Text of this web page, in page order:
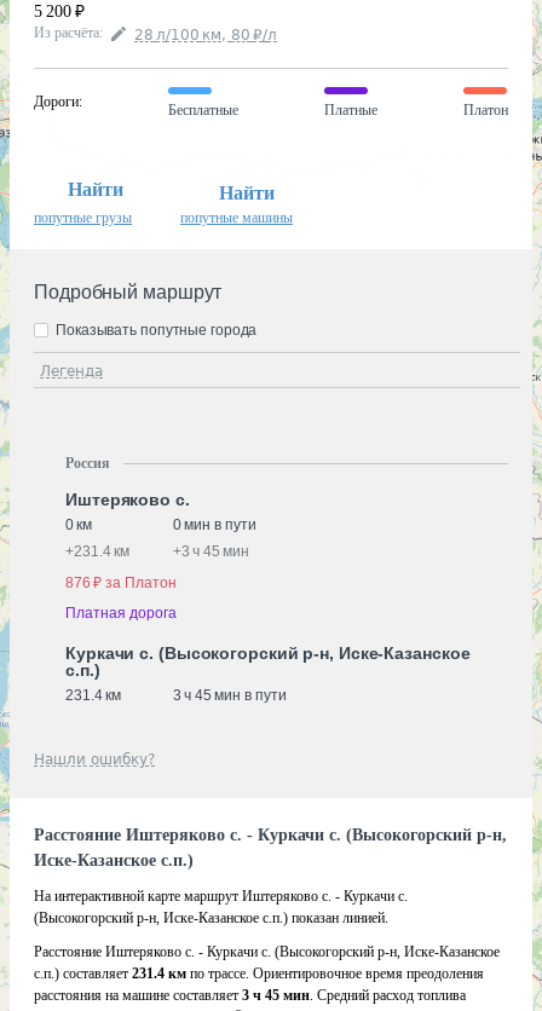
5 200 ₽
Из расчёта: 28 л/100 км, 80 ₽/л
Дороги:
Бесплатные Платные Платон
Найти
попутные грузы
Найти
попутные машины
Подробный маршрут
Легенда
Показывать попутные города
Россия
Иштеряково с.
0 км
0 мин в пути
+231.4 км +3 ч 45 мин
876 ₽ за Платон
Платная дорога
Куркачи с. (Высокогорский р-н, Иске-Казанское
с.п.)
231.4 км 3 ч 45 мин в пути
Нашли ошибку?
Расстояние Иштеряково с. - Куркачи с. (Высокогорский р-н,
Иске-Казанское с.п.)
На интерактивной карте маршрут Иштеряково с. - Куркачи с.
(Высокогорский р-н, Иске-Казанское с.п.) показан линией.
Расстояние Иштеряково с. - Куркачи с. (Высокогорский р-н, Иске-Казанское
с.п.) составляет 231.4 км по трассе. Ориентировочное время преодоления
расстояния на машине составляет 3 ч 45 мин. Средний расход топлива